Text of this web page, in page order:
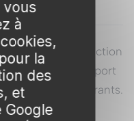
est une sélection
écus, au port
fruits malodorants.
vous
à
la
des
et